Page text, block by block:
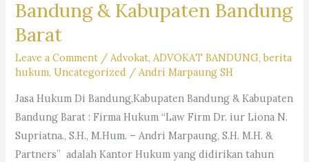
Supriatna., S.H., M.Hum.
–
Marpaung,
M.H.
&
Partners
Bandung & Kabupaten Bandung
Barat
Leave a Comment / Advokat, ADVOKAT BANDUNG,berita
hukum,Uncategorized / Andri Marpaung SH
Jasa Hukum Di Bandung,Kabupaten Bandung & Kabupaten
Bandung Barat : Firma Hukum “Law Firm Dr. iur Liona N.
Supriatna., S.H., M.Hum. – Andri Marpaung, S.H. M.H. &
Partners” adalah Kantor Hukum yang didirikan tahun